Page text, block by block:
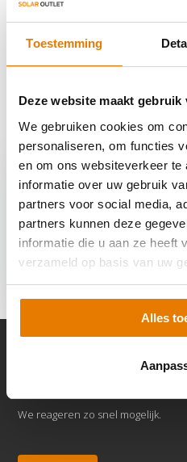
Toestemming
Deze website maakt gebruik
We gebruiken cookies om
personaliseren, om functies
en om ons websiteverkeer
informatie over uw gebruik
partners voor social media,
partners kunnen deze
informatie die u aan ze heeft
verzameld op basis van uw
Alles
Delen
Recent bekeken
Enphase Q-Cable
2.3m 1-fase
Landscape
€ 35,95
We reageren zo snel mogelijk.